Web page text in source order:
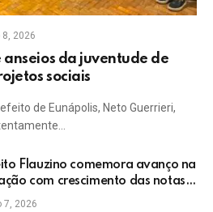
2026
da juventude de
sociais
de Eunápolis, Neto Guerrieri,
Flauzino comemora avanço na
com crescimento das notas
da rede pública de Itabela
7, 2026